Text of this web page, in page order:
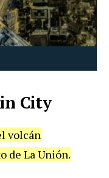
City
volcán
de La Unión.